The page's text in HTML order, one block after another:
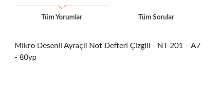
Tüm Yorumlar Tüm Sorular
Mikro Desenli Ayraçli Not Defteri Çizgili - NT-201 --A7
- 80yp